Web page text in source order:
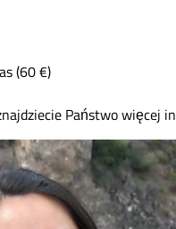
(60 €)
Państwo więcej